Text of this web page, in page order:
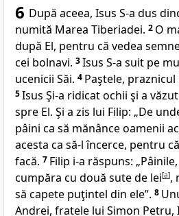
6 După aceea, Isus S-a dus
numită Marea Tiberiadei. 2 O
după El, pentru că vedea
cei bolnavi. 3Isus S-a suit pe
ucenicii Săi. 4 Paştele,
5Isus Şi-a ridicat ochii şi a
spre El. Şi a zis lui Filip: „De
pâini ca să mănânce oamenii
acesta ca să-l încerce, pentru
facă. 7 Filip i-a răspuns:
cumpăra cu două sute de lei[a],
să capete puţintel din ele”. 8
Andrei, fratele lui Simon Petru,